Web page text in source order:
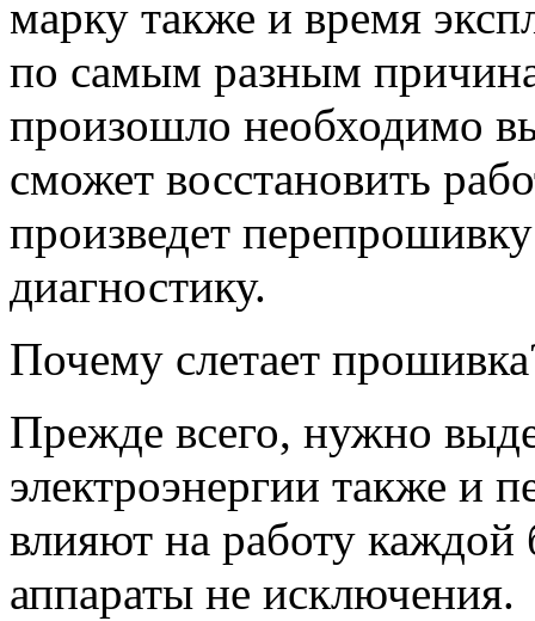
марку также и время
по самым разным
произошло необходимо
сможет восстановить
произведет
диагностику.
Почему слетает
Прежде всего, нужно
электроэнергии также и
влияют на работу
аппараты не исключения.